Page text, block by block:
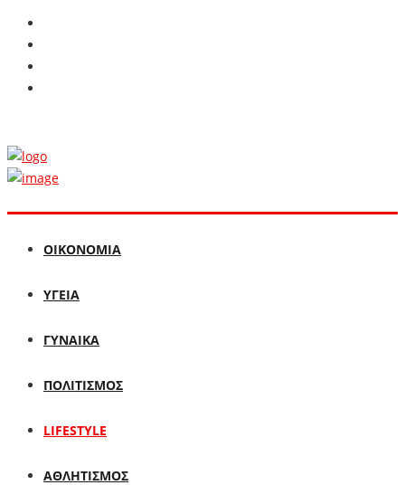
ΟΙΚΟΝΟΜΙΑ
ΥΓΕΙΑ
ΓΥΝΑΙΚΑ
ΠΟΛΙΤΙΣΜΟΣ
LIFESTYLE
ΑΘΛΗΤΙΣΜΟΣ